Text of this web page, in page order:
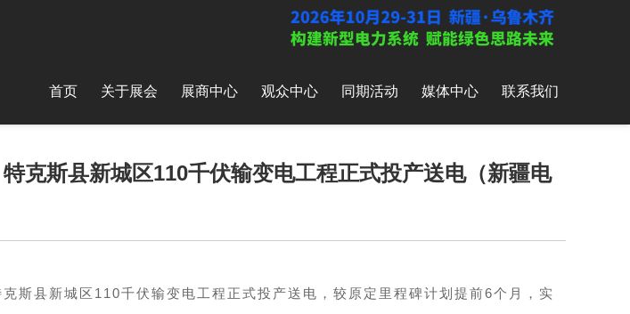
首页 关于展会 展商中心 观众中心 同期活动 媒体中心 联系我们
克斯县新城区110千伏输变电工程正式投产送电（新疆电
斯县新城区110千伏输变电工程正式投产送电，较原定里程碑计划提前6个月，实